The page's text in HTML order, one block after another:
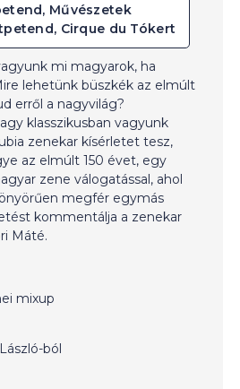
Művészetek
Cirque du Tókert
mi magyarok, ha
lehetünk büszkék az elmúlt
erről a nagyvilág?
klasszikusban vagyunk
zenekar kísérletet tesz,
az elmúlt 150 évet, egy
zene válogatással, ahol
megfér egymás
kommentálja a zenekar
Máté.
mixup
ból